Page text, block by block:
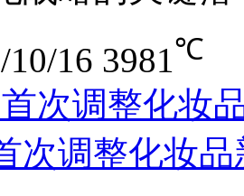
10/16 3981℃
次调整化妆